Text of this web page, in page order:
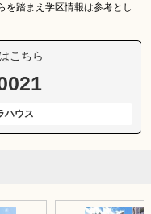
を踏まえ学区情報は参考とし
こちら
ハウス